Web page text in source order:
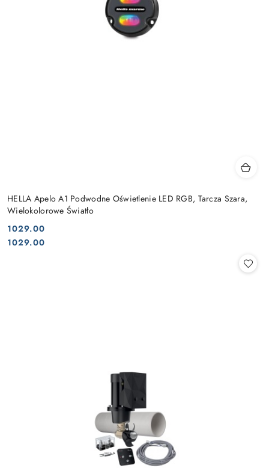
HELLA Apelo A1 Podwodne Oświetlenie LED RGB, Tarcza Szara,
Wielokolorowe Światło
Cena:
1029.00
Cena:
1029.00